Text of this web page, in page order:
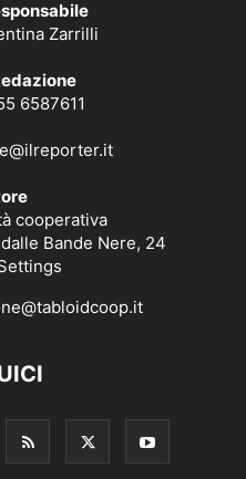
Zarrilli
6587611
cooperativa
Bande Nere, 24